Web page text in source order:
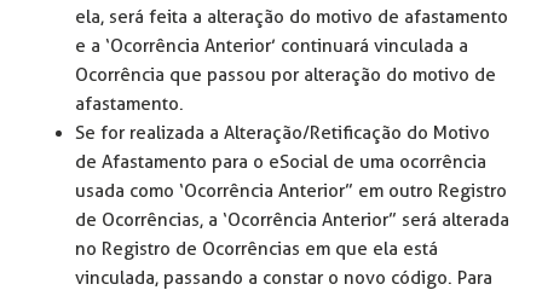
ela, será feita a alteração do motivo de afastamento
e a ‘Ocorrência Anterior’ continuará vinculada a
Ocorrência que passou por alteração do motivo de
afastamento.
Se for realizada a Alteração/Retificação do Motivo
de Afastamento para o eSocial de uma ocorrência
usada como ‘Ocorrência Anterior” em outro Registro
de Ocorrências, a ‘Ocorrência Anterior” será alterada
no Registro de Ocorrências em que ela está
vinculada, passando a constar o novo código. Para